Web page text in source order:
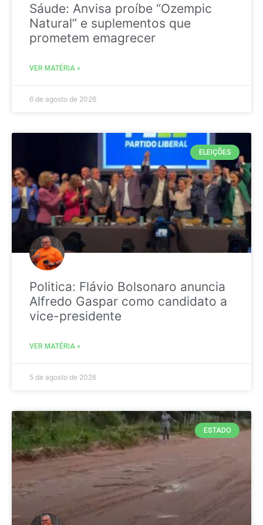
Sáude: Anvisa proíbe “Ozempic
Natural” e suplementos que
prometem emagrecer
VER MATÉRIA »
6 de agosto de 2026
ELEIÇÕES
Politica: Flávio Bolsonaro anuncia
Alfredo Gaspar como candidato a
vice-presidente
VER MATÉRIA »
5 de agosto de 2026
ESTADO